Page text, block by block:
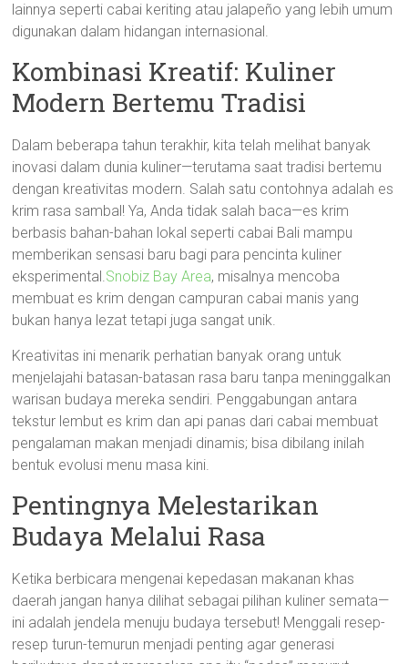
lainnya seperti cabai keriting atau jalapeño yang lebih umum
digunakan dalam hidangan internasional.
Kombinasi Kreatif: Kuliner
Modern Bertemu Tradisi
Dalam beberapa tahun terakhir, kita telah melihat banyak
inovasi dalam dunia kuliner—terutama saat tradisi bertemu
dengan kreativitas modern. Salah satu contohnya adalah es
krim rasa sambal! Ya, Anda tidak salah baca—es krim
berbasis bahan-bahan lokal seperti cabai Bali mampu
memberikan sensasi baru bagi para pencinta kuliner
eksperimental.Snobiz Bay Area, misalnya mencoba
membuat es krim dengan campuran cabai manis yang
bukan hanya lezat tetapi juga sangat unik.
Kreativitas ini menarik perhatian banyak orang untuk
menjelajahi batasan-batasan rasa baru tanpa meninggalkan
warisan budaya mereka sendiri. Penggabungan antara
tekstur lembut es krim dan api panas dari cabai membuat
pengalaman makan menjadi dinamis; bisa dibilang inilah
bentuk evolusi menu masa kini.
Pentingnya Melestarikan
Budaya Melalui Rasa
Ketika berbicara mengenai kepedasan makanan khas
daerah jangan hanya dilihat sebagai pilihan kuliner semata—
ini adalah jendela menuju budaya tersebut! Menggali resep-
resep turun-temurun menjadi penting agar generasi